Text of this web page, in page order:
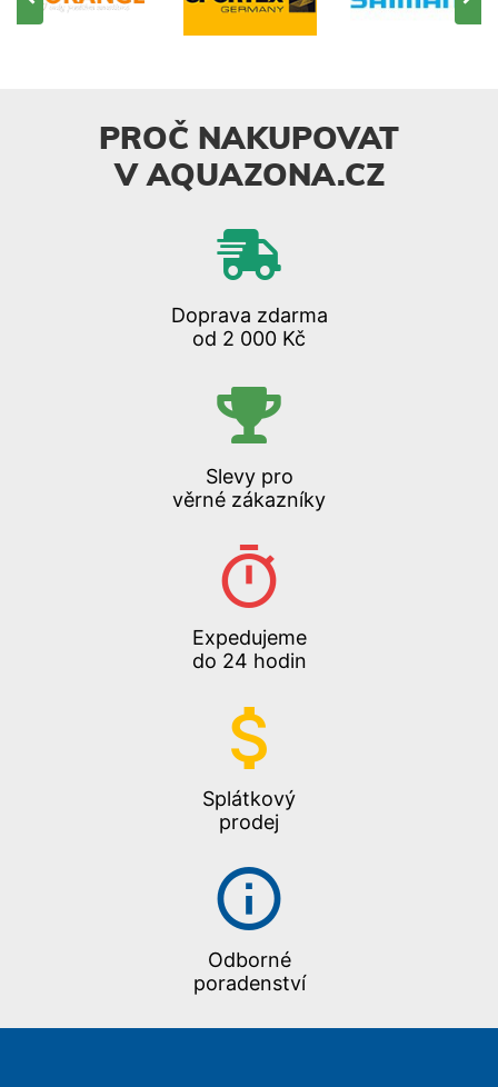
PROČ NAKUPOVAT
V AQUAZONA.CZ
Doprava zdarma
od 2 000 Kč
Slevy pro
věrné zákazníky
Expedujeme
do 24 hodin
Splátkový
prodej
Odborné
poradenství